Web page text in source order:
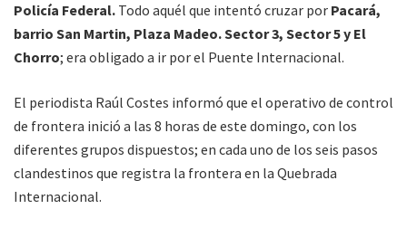
Policía Federal. Todo aquél que intentó cruzar por Pacará,
barrio San Martin, Plaza Madeo. Sector 3, Sector 5 y El
Chorro; era obligado a ir por el Puente Internacional.
El periodista Raúl Costes informó que el operativo de control
de frontera inició a las 8 horas de este domingo, con los
diferentes grupos dispuestos; en cada uno de los seis pasos
clandestinos que registra la frontera en la Quebrada
Internacional.